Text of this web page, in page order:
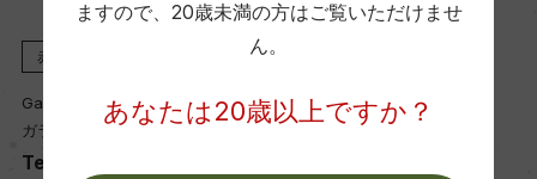
赤
Galardi srl
ガラルディ
Terra di Lavoro
Galardi srl
ガラルディ
ますので、 20歳未満の方はご覧いただけませ
ん。
あなたは20歳以上ですか？